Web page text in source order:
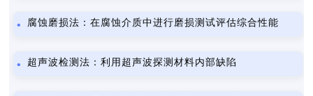
腐蚀磨损法：在腐蚀介质中进行磨损测试评估综合性能
超声波检测法：利用超声波探测材料内部缺陷